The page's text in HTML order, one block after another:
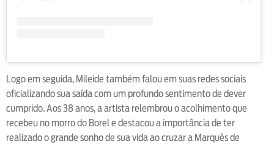
Logo em seguida, Mileide também falou em suas redes sociais
oficializando sua saída com um profundo sentimento de dever
cumprido. Aos 38 anos, a artista relembrou o acolhimento que
recebeu no morro do Borel e destacou a importância de ter
realizado o grande sonho de sua vida ao cruzar a Marquês de